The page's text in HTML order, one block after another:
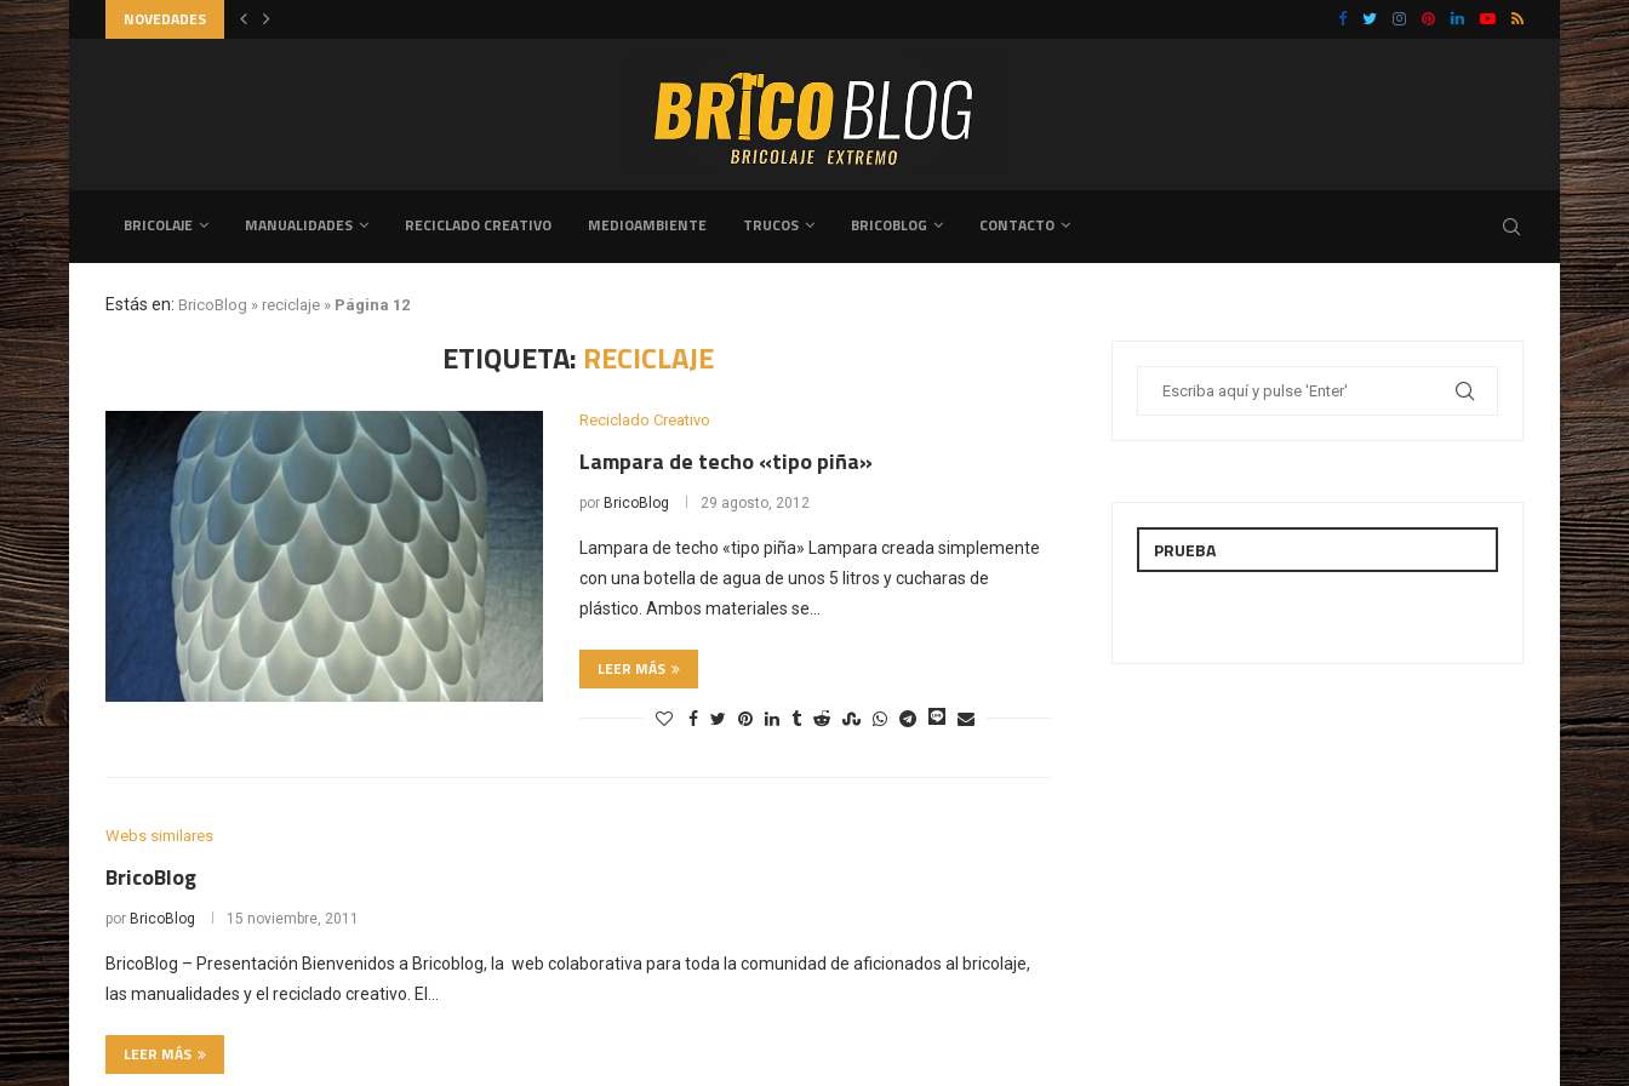
NOVEDADES
LA CLAVE PARA VENTILAR... GUÍA PRÁCTICA SOBRE CÓMO REFORMAR TU
BRICOLAJE MANUALIDADES RECICLADO CREATIVO MEDIOAMBIENTE TRUCOS BRICOBLOG CONTACTO
Estás en: BricoBlog » reciclaje » Página 12
ETIQUETA: RECICLAJE
Reciclado Creativo
Lampara de techo «tipo piña»
por BricoBlog 29 agosto, 2012
Lampara de techo «tipo piña» Lampara creada simplemente
con una botella de agua de unos 5 litros y cucharas de
plástico. Ambos materiales se…
LEER MÁS
Webs similares
BricoBlog
por BricoBlog 15 noviembre, 2011
BricoBlog – Presentación Bienvenidos a Bricoblog, la web colaborativa para toda la comunidad de aficionados al bricolaje,
las manualidades y el reciclado creativo. El…
LEER MÁS
PRUEBA